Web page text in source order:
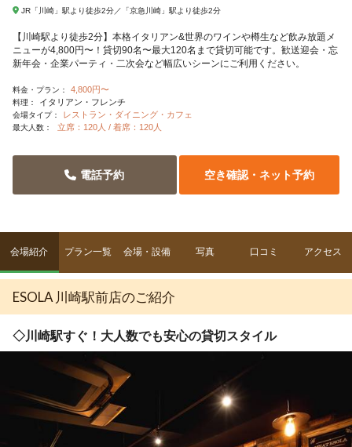
JR「川崎」駅より徒歩2分／「京急川崎」駅より徒歩2分
【川崎駅より徒歩2分】本格イタリアン&世界のワインや樽生など飲み放題メ
ニューが4,800円〜！貸切90名〜最大120名まで貸切可能です。歓送迎会・忘
新年会・企業パーティ・二次会など幅広いシーンにご利用ください。
料金・プラン： 4,800円〜
料理： イタリアン・フレンチ
会場タイプ： レストラン・ダイニング・カフェ
最大人数： 立席：120人 / 着席：120人
空き確認・ネット予約
電話予約
会場紹介 プラン一覧 会場・設備 写真 口コミ アクセス
ESOLA 川崎駅前店のご紹介
◇川崎駅すぐ！大人数でも安心の貸切スタイル